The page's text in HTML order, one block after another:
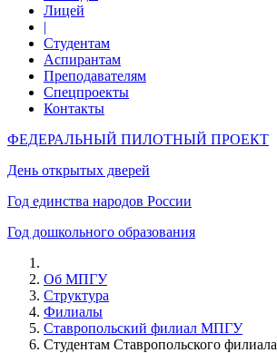
Лицей
|
Студентам
Аспирантам
Преподавателям
Спецпроекты
Контакты
ФЕДЕРАЛЬНЫЙ ПИЛОТНЫЙ ПРОЕКТ
День открытых дверей
Год единства народов России
Год дошкольного образования
Об МПГУ
Структура
Филиалы
Ставропольский филиал МПГУ
Студентам Ставропольского филиала